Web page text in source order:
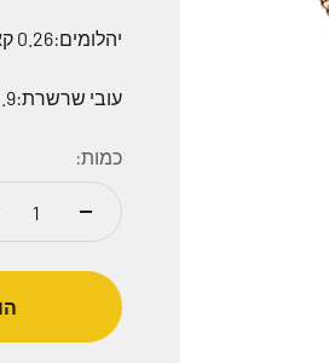
יהלומים:0.26 קארט
עובי שרשרת:1.9 מ"מ
כמות: